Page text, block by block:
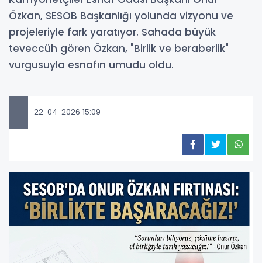
Özkan, SESOB Başkanlığı yolunda vizyonu ve
projeleriyle fark yaratıyor. Sahada büyük
teveccüh gören Özkan, "Birlik ve beraberlik"
vurgusuyla esnafın umudu oldu.
22-04-2026 15:09